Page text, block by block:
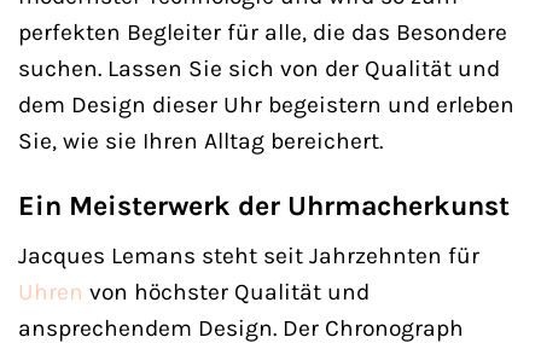
perfekten Begleiter für alle, die das Besondere
suchen. Lassen Sie sich von der Qualität und
dem Design dieser Uhr begeistern und erleben
Sie, wie sie Ihren Alltag bereichert.
Ein Meisterwerk der Uhrmacherkunst
Jacques Lemans steht seit Jahrzehnten für
Uhren von höchster Qualität und
ansprechendem Design. Der Chronograph